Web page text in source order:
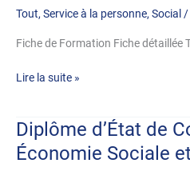
Tout, Service à la personne, Social /
Fiche de Formation Fiche détaillée
et
Lire la suite »
Diplôme d’État de
Économie Sociale
Diplôme
d’État
de